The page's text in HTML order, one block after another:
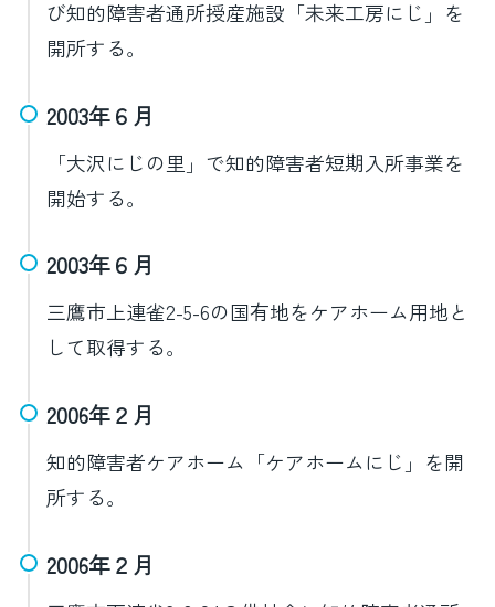
び知的障害者通所授産施設「未来工房にじ」を
開所する。
2003年６月
「大沢にじの里」で知的障害者短期入所事業を
開始する。
2003年６月
三鷹市上連雀2-5-6の国有地をケアホーム用地と
して取得する。
2006年２月
知的障害者ケアホーム「ケアホームにじ」を開
所する。
2006年２月